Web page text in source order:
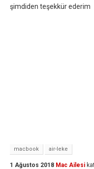
şimdiden teşekkür ederim
macbook air-leke
1 Ağustos 2018 Mac Ailesi